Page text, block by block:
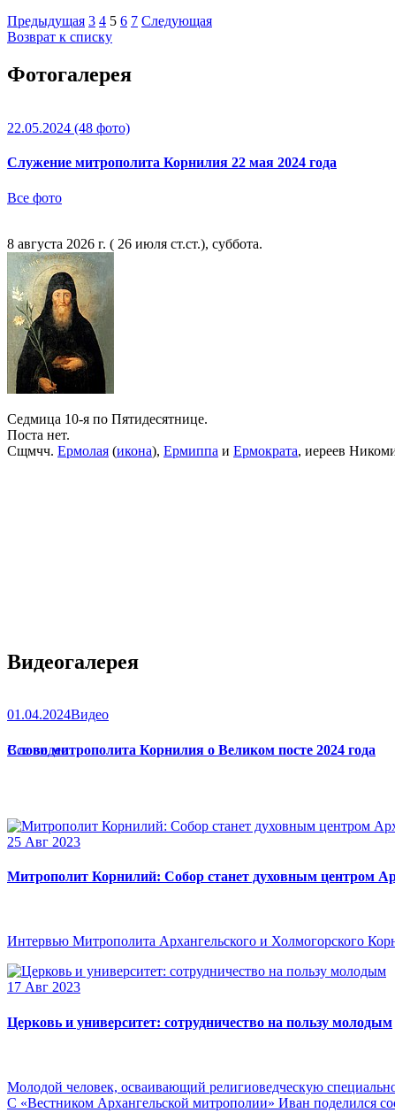
Предыдущая 3 4 5 6 7 Следующая
Возврат к списку
Фотогалерея
22.05.2024 (48 фото)
Служение митрополита Корнилия 22 мая 2024 года
Все фото
8 августа 2026 г. ( 26 июля ст.ст.), суббота.
Седмица 10-я по Пятидесятнице.
Поста нет.
Сщмчч. Ермолая (икона), Ермиппа и Ермократа, иереев
Видеогалерея
01.04.2024Видео
Слово митрополита Корнилия о Великом посте 2024 года
Все видео
25 Авг 2023
Митрополит Корнилий: Собор станет духовным центром
Интервью Митрополита Архангельского и Холмогорского
17 Авг 2023
Церковь и университет: сотрудничество на пользу молодым
Молодой человек, осваивающий религиоведческую
С «Вестником Архангельской митрополии» Иван поделился